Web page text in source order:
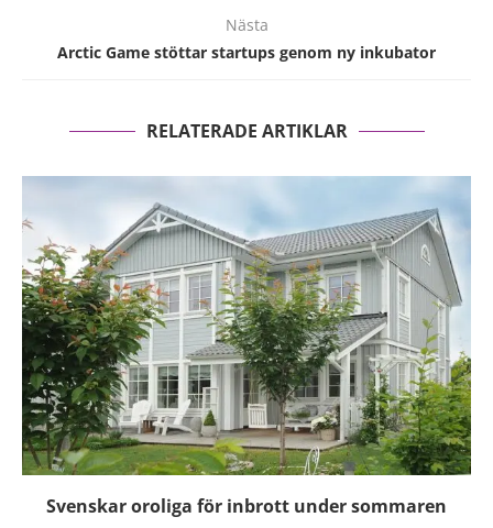
Nästa
Arctic Game stöttar startups genom ny inkubator
RELATERADE ARTIKLAR
Svenskar oroliga för inbrott under sommaren